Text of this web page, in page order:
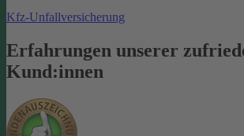
Kfz-Unfallversicherung
Erfahrungen unserer
Kund:innen